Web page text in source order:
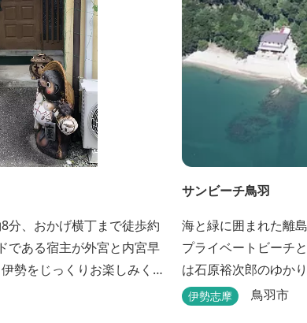
実した伊勢の一日を...
分、おかげ横丁まで徒歩約
である宿主が外宮と内宮早
勢をじっくりお楽しみく
サンビーチ鳥羽
海と緑に囲まれた離
プライベートビーチ
は石原裕次郎のゆか
もあります。
伊勢志摩 鳥羽市